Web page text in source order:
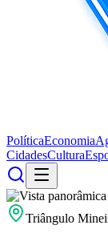
PolíticaEconomia
CidadesCultura
Triângulo